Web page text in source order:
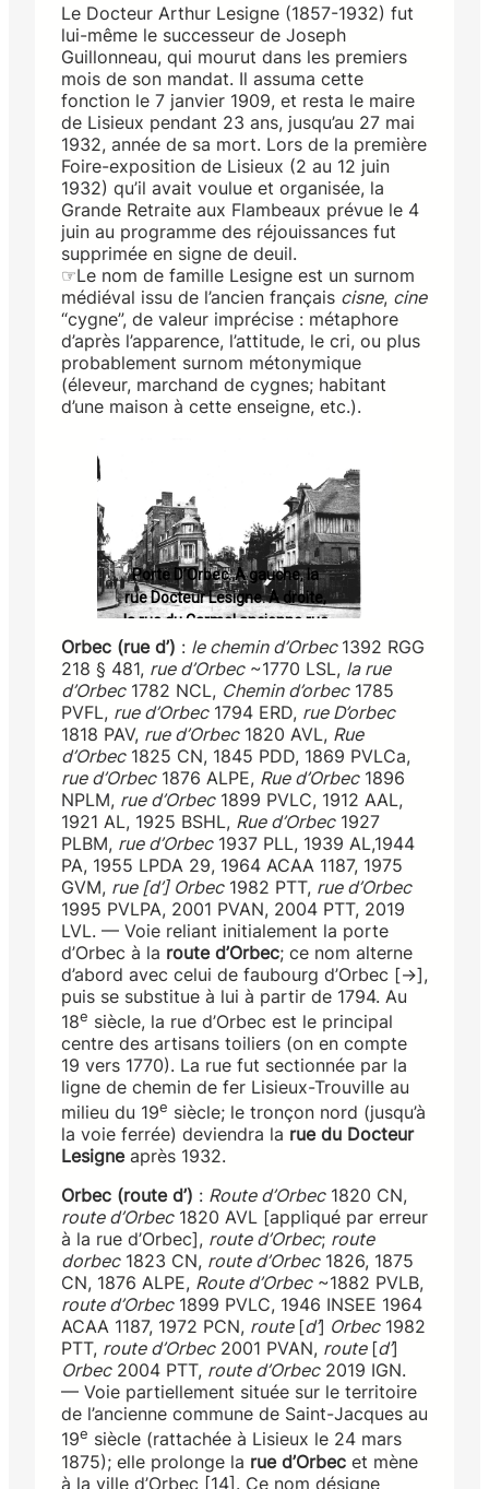
Le Docteur Arthur Lesigne (1857-1932) fut
lui-même le successeur de Joseph
Guillonneau, qui mourut dans les premiers
mois de son mandat. Il assuma cette
fonction le 7 janvier 1909, et resta le maire
de Lisieux pendant 23 ans, jusqu’au 27 mai
1932, année de sa mort. Lors de la première
Foire-exposition de Lisieux (2 au 12 juin
1932) qu’il avait voulue et organisée, la
Grande Retraite aux Flambeaux prévue le 4
juin au programme des réjouissances fut
supprimée en signe de deuil.
☞Le nom de famille Lesigne est un surnom
médiéval issu de l’ancien français cisne, cine
“cygne”, de valeur imprécise : métaphore
d’après l’apparence, l’attitude, le cri, ou plus
probablement surnom métonymique
(éleveur, marchand de cygnes; habitant
d’une maison à cette enseigne, etc.).
Porte D’Orbec. A gauche, la
rue Docteur Lesigne. A droite,
la rue du Carmel ancienne rue
de Livarot.
Orbec (rue d’) : le chemin d’Orbec 1392 RGG
218 § 481, rue d’Orbec~1770 LSL, la rue
d’Orbec1782 NCL, Chemin d’orbec1785
PVFL, rue d’Orbec1794 ERD, rue D’orbec
1818 PAV, rue d’Orbec1820 AVL, Rue
d’Orbec1825 CN, 1845 PDD, 1869 PVLCa,
rue d’Orbec1876 ALPE, Rue d’Orbec1896
NPLM, rue d’Orbec1899 PVLC, 1912 AAL,
1921 AL, 1925 BSHL, Rue d’Orbec1927
PLBM, rue d’Orbec1937 PLL, 1939 AL,1944
PA, 1955 LPDA 29, 1964 ACAA 1187, 1975
GVM, rue [d’] Orbec1982 PTT, rue d’Orbec
1995 PVLPA, 2001 PVAN, 2004 PTT, 2019
LVL. — Voie reliant initialement la porte
d’Orbec à la route d’Orbec; ce nom alterne
d’abord avec celui de faubourg d’Orbec [→],
puis se substitue à lui à partir de 1794. Au
18e siècle, la rue d’Orbec est le principal
centre des artisans toiliers (on en compte
19 vers 1770). La rue fut sectionnée par la
ligne de chemin de fer Lisieux-Trouville au
milieu du 19e siècle; le tronçon nord (jusqu’à
la voie ferrée) deviendra la rue du Docteur
Lesigneaprès 1932.
Orbec (route d’) : Route d’Orbec1820 CN,
route d’Orbec1820 AVL [appliqué par erreur
à la rue d’Orbec], route d’Orbec; route
dorbec1823 CN, route d’Orbec1826, 1875
CN, 1876 ALPE, Route d’Orbec~1882 PVLB,
route d’Orbec1899 PVLC, 1946 INSEE 1964
ACAA 1187, 1972 PCN, route [d’] Orbec1982
PTT, route d’Orbec2001 PVAN, route [d’]
Orbec2004 PTT, route d’Orbec2019 IGN.
— Voie partiellement située sur le territoire
de l’ancienne commune de Saint-Jacques au
19e siècle (rattachée à Lisieux le 24 mars
1875); elle prolonge la rue d’Orbec et mène
à la ville d’Orbec [14]. Ce nom désigne